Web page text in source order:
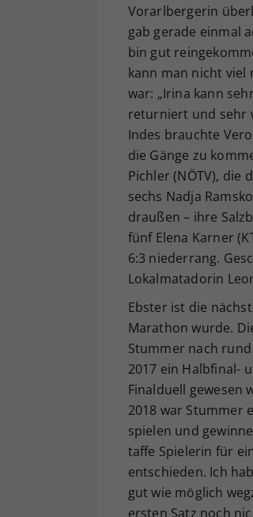
Vorarlbergerin
gab gerade einmal
bin gut
kann man nicht viel
war: „Irina kann
returniert und sehr
Indes brauchte
die Gänge zu
Pichler (NÖTV), die
sechs Nadja
draußen – ihre
fünf Elena Karner
6:3 niederrang.
Lokalmatadorin
Ebster ist die
Marathon wurde.
Stummer nach
2017 ein Halbfinal-
Finalduell gewesen
2018 war Stummer
spielen und
taffe Spielerin für
entschieden. Ich
gut wie möglich
ersten Satz noch